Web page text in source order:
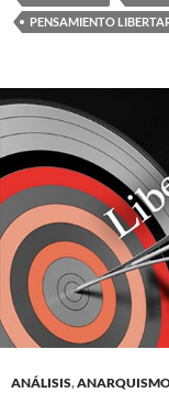
PENSAMIENTO
ANÁLISIS,